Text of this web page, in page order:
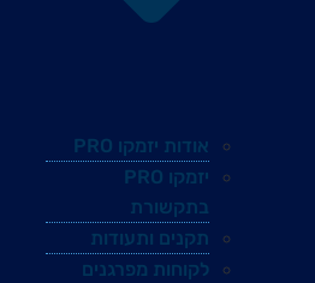
אודות יזמקו PRO
יזמקו PRO
בתקשורת
תקנים ותעודות
לקוחות מפרגנים